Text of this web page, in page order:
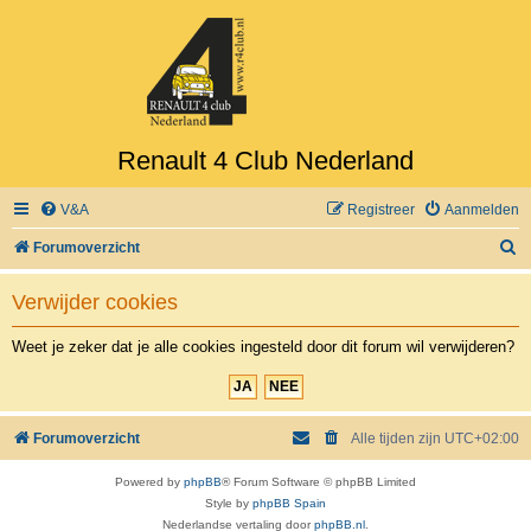
Renault 4 Club Nederland
V&A Aanmelden
Registreer
Forumoverzicht
o
Verwijder cookies
Weet je zeker dat je alle cookies ingesteld door dit forum wil verwijderen?
Forumoverzicht Alle tijden zijn UTC+02:00
Powered by phpBB® Forum Software © phpBB Limited
Style by phpBB Spain
Nederlandse vertaling doorphpBB.nl